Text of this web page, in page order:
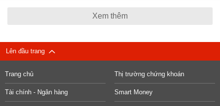
Xem thêm
Lên đầu trang
Trang chủ Thị trường chứng khoán
Tài chính - Ngân hàng Smart Money